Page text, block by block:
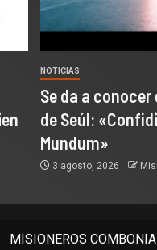
NOTICIAS
Se da a
de Seúl:
Mundum»
3 agosto, 2026
MISIONEROS